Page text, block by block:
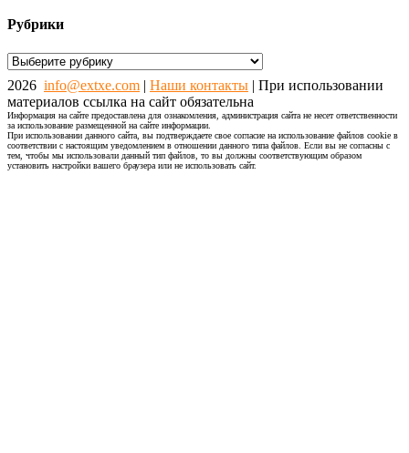
Рубрики
Рубрики
2026 info@extxe.com | Наши контакты | При использовании
материалов ссылка на сайт обязательна
Информация на сайте предоставлена для ознакомления, администрация сайта не несет ответственности
за использование размещенной на сайте информации.
При использовании данного сайта, вы подтверждаете свое согласие на использование файлов cookie в
соответствии с настоящим уведомлением в отношении данного типа файлов. Если вы не согласны с
тем, чтобы мы использовали данный тип файлов, то вы должны соответствующим образом
установить настройки вашего браузера или не использовать сайт.